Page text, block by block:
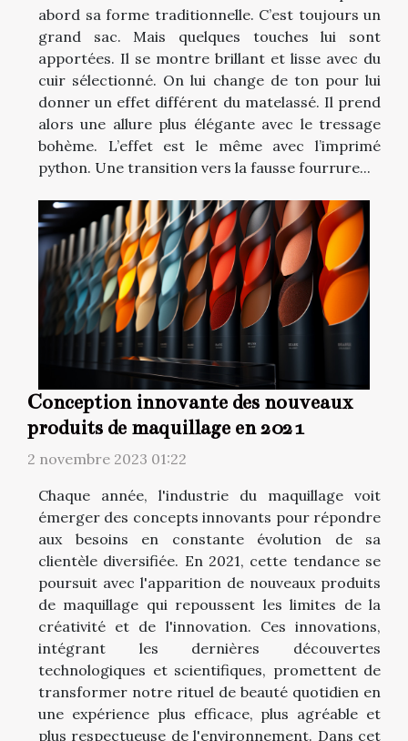
abord sa forme traditionnelle. C’est toujours un
grand sac. Mais quelques touches lui sont
apportées. Il se montre brillant et lisse avec du
cuir sélectionné. On lui change de ton pour lui
donner un effet différent du matelassé. Il prend
alors une allure plus élégante avec le tressage
bohème. L’effet est le même avec l’imprimé
python. Une transition vers la fausse fourrure...
Conception innovante des nouveaux
produits de maquillage en 2021
2 novembre 2023 01:22
Chaque année, l'industrie du maquillage voit
émerger des concepts innovants pour répondre
aux besoins en constante évolution de sa
clientèle diversifiée. En 2021, cette tendance se
poursuit avec l'apparition de nouveaux produits
de maquillage qui repoussent les limites de la
créativité et de l'innovation. Ces innovations,
intégrant les dernières découvertes
technologiques et scientifiques, promettent de
transformer notre rituel de beauté quotidien en
une expérience plus efficace, plus agréable et
plus respectueuse de l'environnement. Dans cet